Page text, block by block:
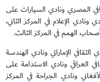
المصري ونادي السيارات على
ونادي الإعلام في المركز الثاني،
الهمم في المركز الثالث.
الثقافي الإماراتي ونادي الهندسة
العراقي ونادي الاستدامة على
ونادي الجراحة في المركز